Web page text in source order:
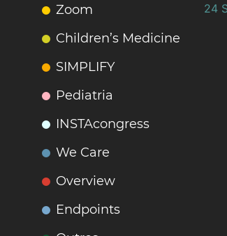
Zoom
Children’s Medicine
SIMPLIFY
Pediatria
INSTAcongress
We Care
Overview
Endpoints
24